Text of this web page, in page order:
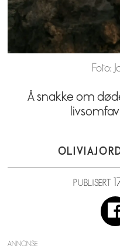
Foto:
Å snakke om
OLIVIA
PUBLISERT
ANNONSE